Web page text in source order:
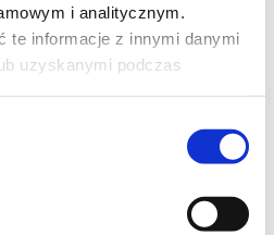
i analitycznym.
te informacje z innymi danymi
uzyskanymi podczas
to ulubieni bohaterowie filmów
reżyser skupia się na poszukiwaniu
daleki krewny został